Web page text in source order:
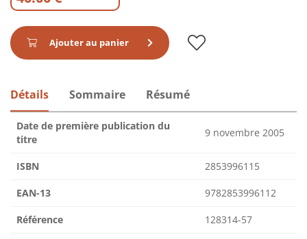
Ajouter au panier
Détails Sommaire Résumé
Date de première publication du
titre
9 novembre 2005
ISBN 2853996115
EAN-13 9782853996112
Référence 128314-57